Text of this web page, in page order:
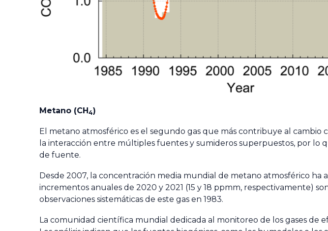
Metano (CH4)
El metano atmosférico es el segundo gas que más contribuye al cambio
la interacción entre múltiples fuentes y sumideros superpuestos, por lo
de fuente.
Desde 2007, la concentración media mundial de metano atmosférico ha
incrementos anuales de 2020 y 2021 (15 y 18 ppmm, respectivamente)
observaciones sistemáticas de este gas en 1983.
La comunidad científica mundial dedicada al monitoreo de los gases de